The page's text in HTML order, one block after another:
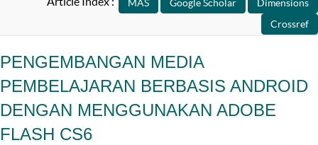
PENGEMBANGAN MEDIA
PEMBELAJARAN BERBASIS ANDROID
DENGAN MENGGUNAKAN ADOBE
FLASH CS6